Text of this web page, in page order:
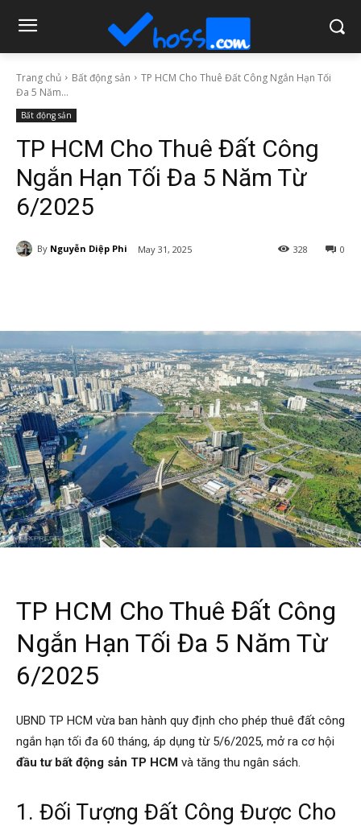
Trang chủ Bất động sản
TP HCM Cho Thuê Đất Công Ngắn Hạn Tối
Đa 5 Năm...
Bất động sản
TP HCM Cho Thuê Đất Công
Ngắn Hạn Tối Đa 5 Năm Từ
6/2025
By Nguyễn Diệp Phi May 31, 2025 0
328
TP HCM Cho Thuê Đất Công
Ngắn Hạn Tối Đa 5 Năm Từ
6/2025
UBND TP HCM vừa ban hành quy định cho phép thuê đất công
ngắn hạn tối đa 60 tháng, áp dụng từ 5/6/2025, mở ra cơ hội
đầu tư bất động sản TP HCM và tăng thu ngân sách.
1. Đối Tượng Đất Công Được Cho